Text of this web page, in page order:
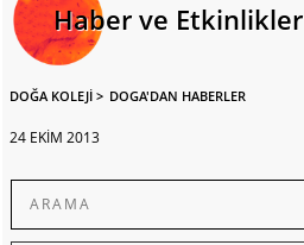
Haber ve Etkinlikler
DOĞA KOLEJİ > DOGA'DAN HABERLER
24 EKİM 2013